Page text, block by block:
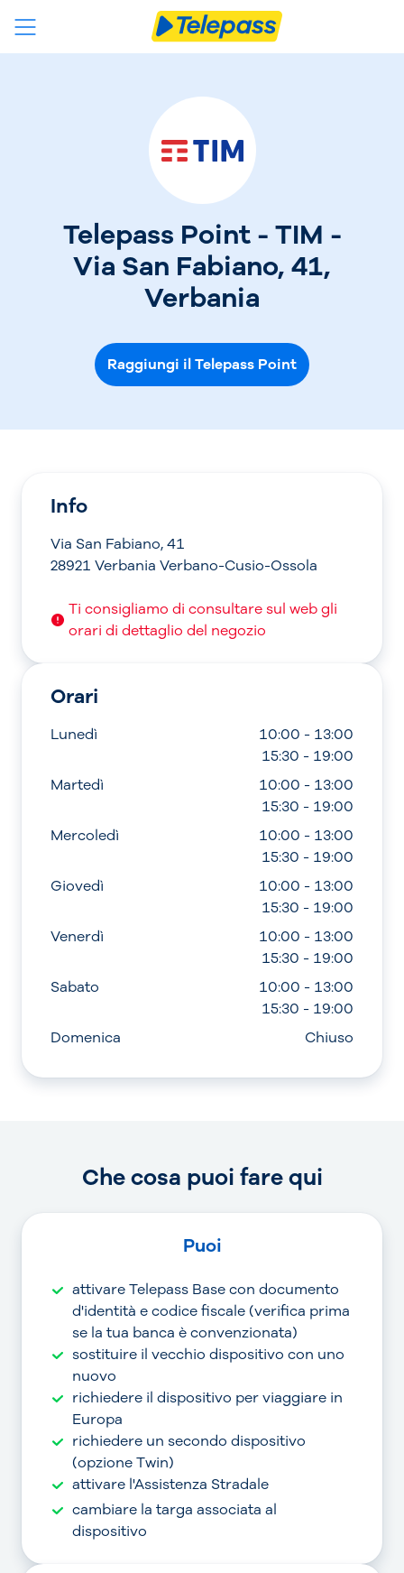
Telepass Point - TIM -
Via San Fabiano, 41,
Verbania
Raggiungi il Telepass Point
Info
Via San Fabiano, 41
28921 Verbania Verbano-Cusio-Ossola
Ti consigliamo di consultare sul web gli
orari di dettaglio del negozio
Orari
Lunedì
10:00 - 13:00
15:30 - 19:00
Martedì
10:00 - 13:00
15:30 - 19:00
Mercoledì
10:00 - 13:00
15:30 - 19:00
Giovedì
10:00 - 13:00
15:30 - 19:00
Venerdì
10:00 - 13:00
15:30 - 19:00
Sabato
10:00 - 13:00
15:30 - 19:00
Domenica
Chiuso
Che cosa puoi fare qui
Puoi
attivare Telepass Base con documento
d'identità e codice fiscale (verifica prima
se la tua banca è convenzionata)
sostituire il vecchio dispositivo con uno
nuovo
richiedere il dispositivo per viaggiare in
Europa
richiedere un secondo dispositivo
(opzione Twin)
attivare l'Assistenza Stradale
cambiare la targa associata al
dispositivo